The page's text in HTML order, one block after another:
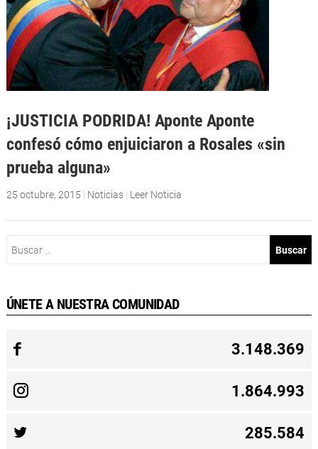
¡JUSTICIA PODRIDA! Aponte Aponte
confesó cómo enjuiciaron a Rosales «sin
prueba alguna»
25 octubre, 2015 | Noticias | Leer Noticia
ÚNETE A NUESTRA COMUNIDAD
3.148.369
1.864.993
285.584